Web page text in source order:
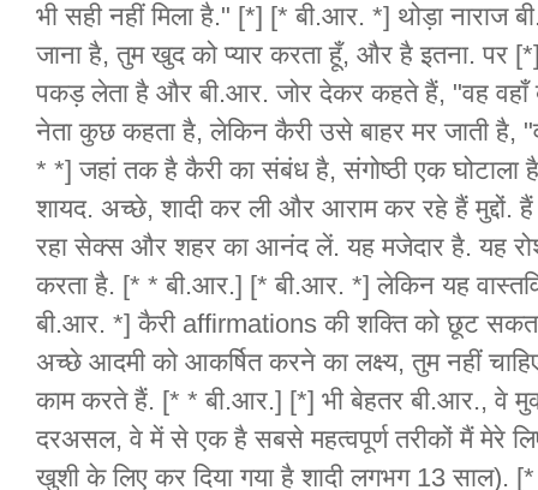
भी सही नहीं मिला है." [*] [* बी.आर. *] थोड़ा नाराज
जाना है, तुम खुद को प्यार करता हूँ, और है इतना.
पकड़ लेता है और बी.आर. जोर देकर कहते हैं, "वह
नेता कुछ कहता है, लेकिन कैरी उसे बाहर मर जाती है,
* *] जहां तक है कैरी का संबंध है, संगोष्ठी एक घोटाला
शायद. अच्छे, शादी कर ली और आराम कर रहे हैं
रहा सेक्स और शहर का आनंद लें. यह मजेदार है. यह
करता है. [* * बी.आर.] [* बी.आर. *] लेकिन यह
बी.आर. *] कैरी affirmations की शक्ति को छूट
अच्छे आदमी को आकर्षित करने का लक्ष्य, तुम नहीं
काम करते हैं. [* * बी.आर.] [*] भी बेहतर बी.आर., वे
दरअसल, वे में से एक है सबसे महत्वपूर्ण तरीकों मैं मेरे
खुशी के लिए कर दिया गया है शादी लगभग 13 साल).